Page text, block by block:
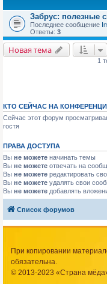
Забрус: полезные
Последнее сообщение
Ответы: 3
Новая тема
1
КТО СЕЙЧАС НА
Сейчас этот форум
гостя
ПРАВА ДОСТУПА
Вы не можете начинать темы
Вы не можете отвечать на
Вы не можете редактировать
Вы не можете удалять свои
Вы не можете добавлять
Список форумов
При копировании
обязательна.
© 2013-2023 «Страна